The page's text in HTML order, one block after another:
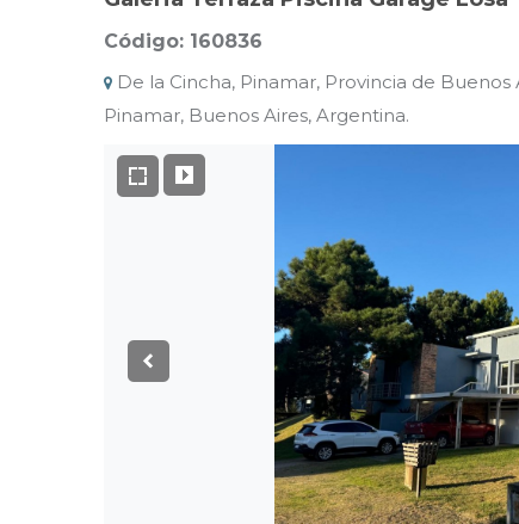
Código: 160836
De la Cincha, Pinamar, Provincia de Buenos
Pinamar, Buenos Aires, Argentina.